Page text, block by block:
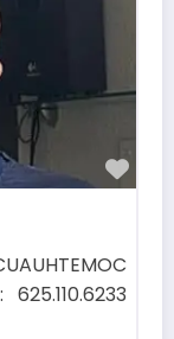
625.110.6233